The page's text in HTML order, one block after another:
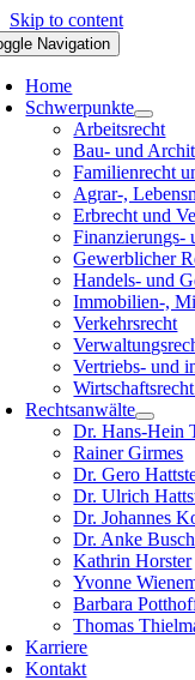
Skip to content
Navigation
Home
Schwerpunkte
Arbeitsrecht
Bau- und
Familienrecht
Agrar-,
Erbrecht und
Finanzierungs-
Gewerblicher
Handels- und
Immobilien-,
Verkehrsrecht
Vertriebs- und
Rechtsanwälte
Dr. Hans-Hein
Rainer Girmes
Dr. Gero
Dr. Ulrich
Dr. Johannes
Dr. Anke Busch
Kathrin Horster
Yvonne
Barbara
Thomas
Karriere
Kontakt